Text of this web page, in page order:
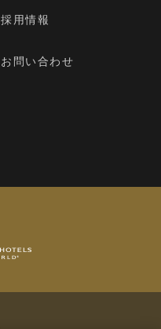
採用情報
お問い合わせ